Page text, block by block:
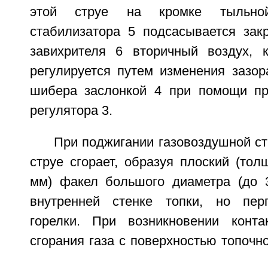
этой струе на кромке
стабилизатора 5 подсасывается
завихрителя 6 вторичный воздух,
регулируется путем изменения
шибера заслонкой 4 при помощи
регулятора 3.
При поджигании газовоздушной
струе сгорает, образуя плоский
мм) факел большого диаметра (до
внутренней стенке топки, но
горелки. При возникновении
сгорания газа с поверхностью